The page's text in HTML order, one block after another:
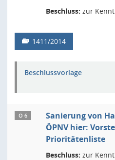
Beschluss: zur
1411/2014
Beschlussvorlage
Ö 6
Sanierung von
ÖPNV hier:
Prioritätenliste
Beschluss: zur